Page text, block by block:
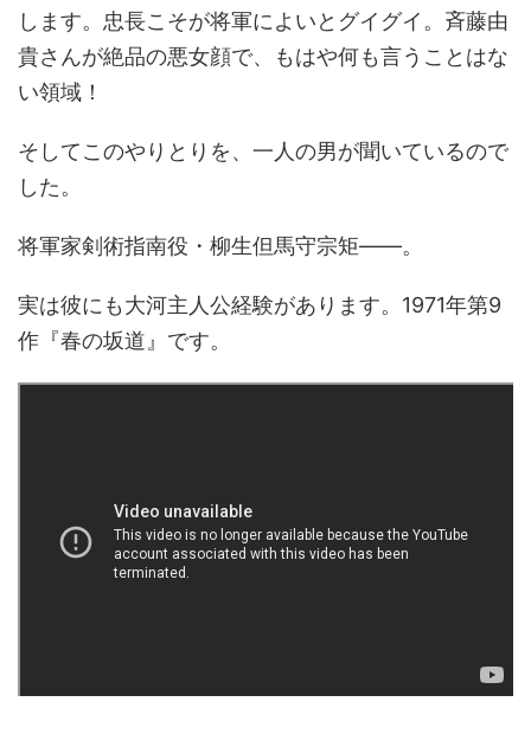
します。忠長こそが将軍によいとグイグイ。斉藤由
貴さんが絶品の悪女顔で、もはや何も言うことはな
い領域！
そしてこのやりとりを、一人の男が聞いているので
した。
将軍家剣術指南役・柳生但馬守宗矩――。
実は彼にも大河主人公経験があります。1971年第9
作『春の坂道』です。